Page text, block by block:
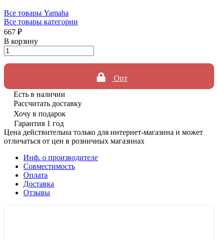
Все товары Yamaha
Все товары категории
667 ₽
В корзину
Опт
Есть в наличии
Рассчитать доставку
Хочу в подарок
Гарантия 1 год
Цена действительна только для интернет-магазина и может
отличаться от цен в розничных магазинах
Инф. о производителе
Совместимость
Оплата
Доставка
Отзывы